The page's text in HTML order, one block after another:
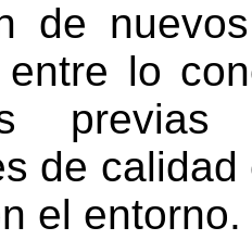
de
entre lo
de
el entorno.